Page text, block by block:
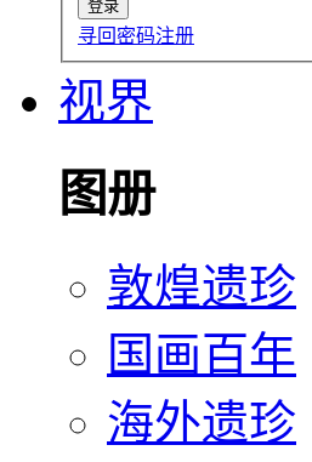
寻回密码注册
视界
图册
敦煌遗珍
国画百年
海外遗珍